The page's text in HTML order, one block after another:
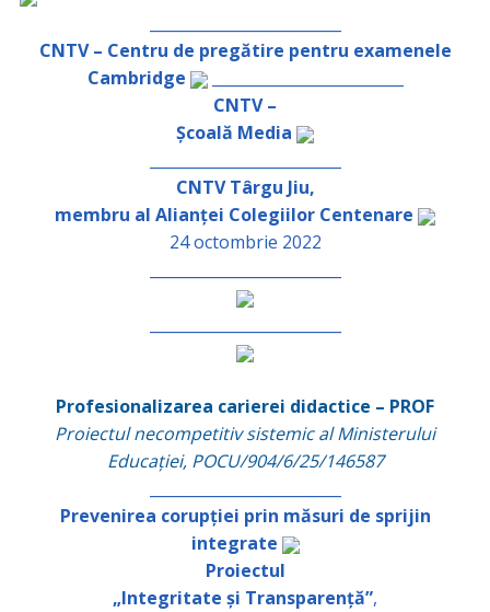
CNTV – Centru de pregătire pentru examenele
Cambridge
_________________________
CNTV –
Școală Media
CNTV Târgu Jiu,
membru al Alianței Colegiilor Centenare
24 octombrie 2022
Profesionalizarea carierei didactice – PROF
Proiectul necompetitiv sistemic al Ministerului
Educației, POCU/904/6/25/146587
Prevenirea corupției prin măsuri de sprijin
integrate
Proiectul
„Integritate și Transparență”,